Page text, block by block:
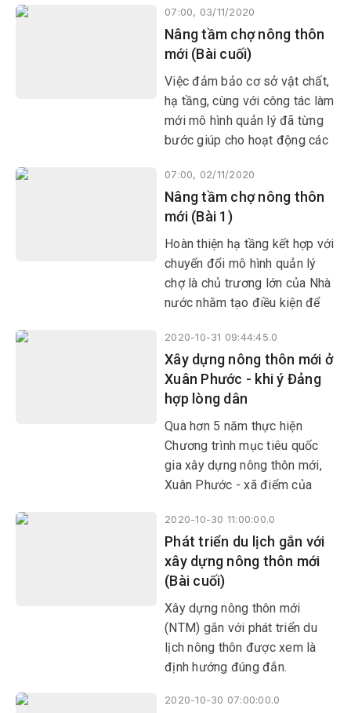
mối quan hệ mật thiết giữa
nông nghiệp, nông dân và
nông thôn, nông dân là chủ thể
của quá trình phát triển, xây
dựng nông thôn mới (NTM)”.
07:00, 03/11/2020
Nâng tầm chợ nông thôn
mới (Bài cuối)
Việc đảm bảo cơ sở vật chất,
hạ tầng, cùng với công tác làm
mới mô hình quản lý đã từng
bước giúp cho hoạt động các
nếp, phát huy hiệu quả và dần
tiến đến chợ nông thôn mới
(NTM) ngày càng văn minh,
hiện đại.
07:00, 02/11/2020
Nâng tầm chợ nông thôn
mới (Bài 1)
Hoàn thiện hạ tầng kết hợp với
chuyển đổi mô hình quản lý
chợ là chủ trương lớn của Nhà
nước nhằm tạo điều kiện để
bước văn minh thương mại,
phù hợp với xu thế phát triển
hiện nay.
2020-10-31 09:44:45.0
Xây dựng nông thôn mới ở
Xuân Phước - khi ý Đảng
hợp lòng dân
Qua hơn 5 năm thực hiện
Chương trình mục tiêu quốc
gia xây dựng nông thôn mới,
Xuân Phước - xã điểm của
chương trình này đã có nhiều
đổi thay.
2020-10-30 11:00:00.0
Phát triển du lịch gắn với
xây dựng nông thôn mới
(Bài cuối)
Xây dựng nông thôn mới
(NTM) gắn với phát triển du
lịch nông thôn được xem là
định hướng đúng đắn.
2020-10-30 07:00:00.0